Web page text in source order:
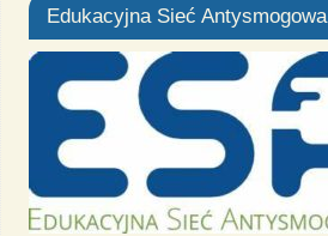
Edukacyjna Sieć Antysmogowa